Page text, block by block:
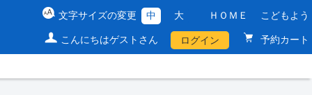
文字サイズの変更 中 大 ＨＯＭＥ こどもよう
こんにちはゲストさん ログイン 予約カート